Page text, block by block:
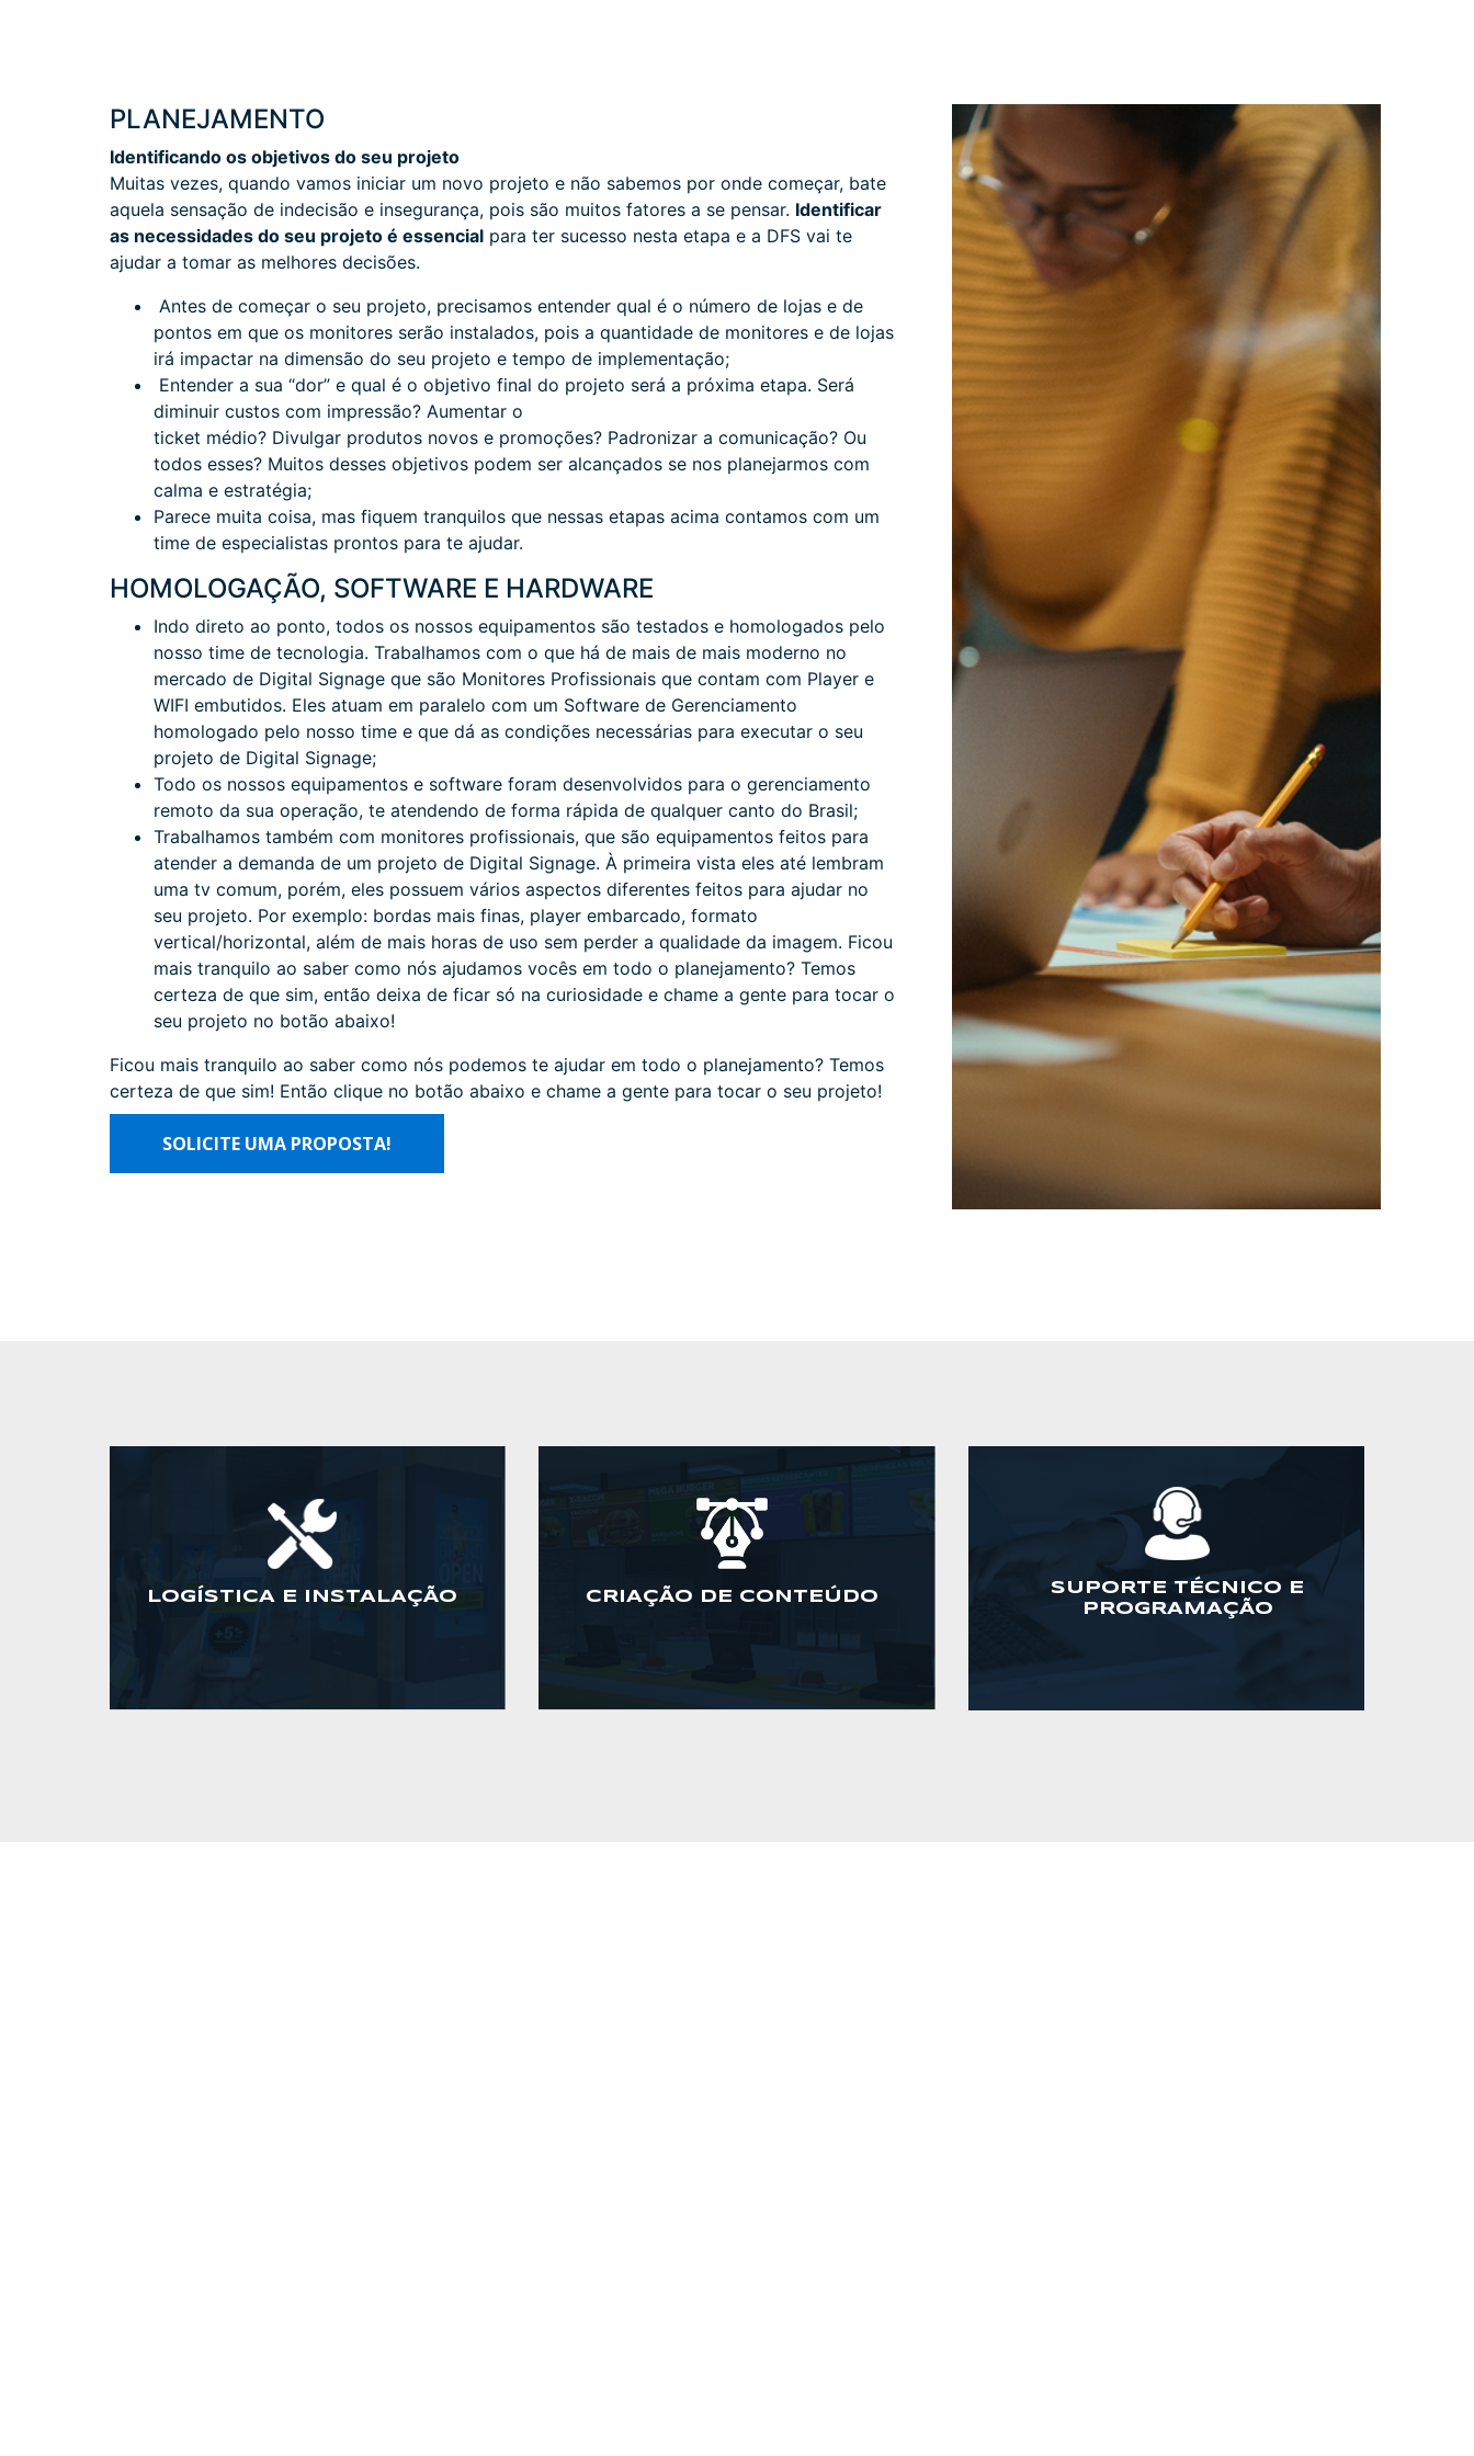
PLANEJAMENTO
Identificando os objetivos do seu projeto
Muitas vezes, quando vamos iniciar um novo projeto e não sabemos por onde começar, bate
aquela sensação de indecisão e insegurança, pois são muitos fatores a se pensar. Identificar
as necessidades do seu projeto é essencialpara ter sucesso nesta etapa e a DFS vai te
ajudar a tomar as melhores decisões.
Antes de começar o seu projeto, precisamos entender qual é o número de lojas e de
pontos em que os monitores serão instalados, pois a quantidade de monitores e de lojas
irá impactar na dimensão do seu projeto e tempo de implementação;
Entender a sua “dor” e qual é o objetivo final do projeto será a próxima etapa. Será
diminuir custos com impressão? Aumentar o
ticket médio? Divulgar produtos novos e promoções? Padronizar a comunicação? Ou
todos esses? Muitos desses objetivos podem ser alcançados se nos planejarmos com
calma e estratégia;
Parece muita coisa, mas fiquem tranquilos que nessas etapas acima contamos com um
time de especialistas prontos para te ajudar.
HOMOLOGAÇÃO, SOFTWARE E HARDWARE
Indo direto ao ponto, todos os nossos equipamentos são testados e homologados pelo
nosso time de tecnologia. Trabalhamos com o que há de mais de mais moderno no
mercado de Digital Signage que são Monitores Profissionais que contam com Player e
WIFI embutidos. Eles atuam em paralelo com um Software de Gerenciamento
homologado pelo nosso time e que dá as condições necessárias para executar o seu
projeto de Digital Signage;
Todo os nossos equipamentos e software foram desenvolvidos para o gerenciamento
remoto da sua operação, te atendendo de forma rápida de qualquer canto do Brasil;
Trabalhamos também com monitores profissionais, que são equipamentos feitos para
atender a demanda de um projeto de Digital Signage. À primeira vista eles até lembram
uma tv comum, porém, eles possuem vários aspectos diferentes feitos para ajudar no
seu projeto. Por exemplo: bordas mais finas, player embarcado, formato
vertical/horizontal, além de mais horas de uso sem perder a qualidade da imagem. Ficou
mais tranquilo ao saber como nós ajudamos vocês em todo o planejamento? Temos
certeza de que sim, então deixa de ficar só na curiosidade e chame a gente para tocar o
seu projeto no botão abaixo!
Ficou mais tranquilo ao saber como nós podemos te ajudar em todo o planejamento? Temos
certeza de que sim! Então clique no botão abaixo e chame a gente para tocar o seu projeto!
SOLICITE UMA PROPOSTA!
LOGÍSTICA E INSTALAÇÃO CRIAÇÃO DE CONTEÚDO
SUPORTE TÉCNICO E
PROGRAMAÇÃO